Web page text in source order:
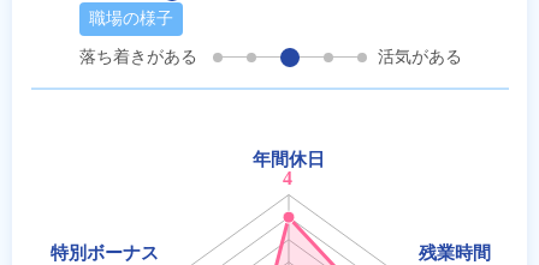
職場の様子
落ち着きがある
活気がある